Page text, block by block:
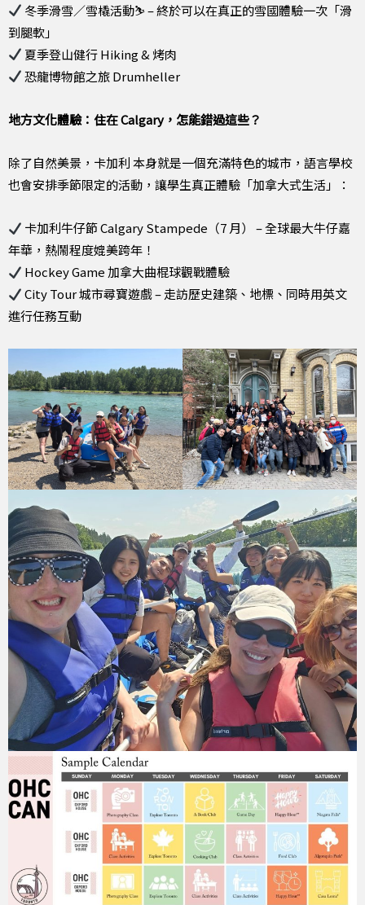
冬季滑雪／雪橇活動⛷– 終於可以在真正的雪國體驗一次「滑
到腿軟」
夏季登山健行 Hiking & 烤肉
恐龍博物館之旅 Drumheller
地方文化體驗：住在 Calgary，怎能錯過這些？
除了自然美景，卡加利 本身就是一個充滿特色的城市，語言學校
也會安排季節限定的活動，讓學生真正體驗「加拿大式生活」：
卡加利牛仔節 Calgary Stampede（7 月） – 全球最大牛仔嘉
年華，熱鬧程度媲美跨年！
Hockey Game 加拿大曲棍球觀戰體驗
City Tour 城市尋寶遊戲 – 走訪歷史建築、地標、同時用英文
進行任務互動